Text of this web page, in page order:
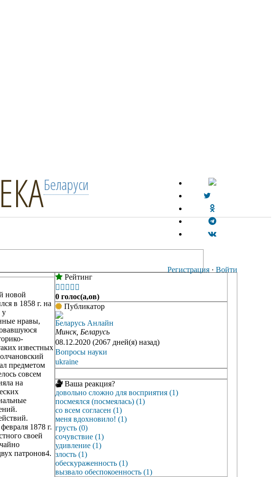
Беларуси
Регистрация · Войти
новой
в 1858 г. на
у
нравы,
известных
предметом
совсем
на
1878 г.
своей
патронов4.
Рейтинг
    
0 голос(а,ов)
Публикатор
Беларусь Анлайн
Минск, Беларусь
08.12.2020 (2067 дней(я) назад)
Вопросы науки
ukraine
Ваша реакция?
довольно сложно для восприятия (1)
посмеялся (посмеялась) (1)
со всем согласен (1)
меня вдохновило! (1)
грусть (0)
сочувствие (1)
удивление (1)
злость (1)
обескураженность (1)
вызвало обеспокоенность (1)